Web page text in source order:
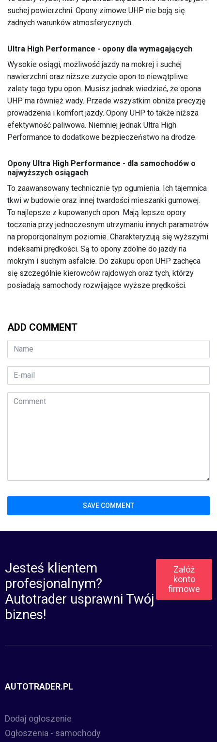
suchej powierzchni. Opony zimowe UHP nie boją się
żadnych warunków atmosferycznych.
Ultra High Performance - opony dla wymagających
Wysokie osiągi, możliwość jazdy na mokrej i suchej
nawierzchni oraz niższe zużycie opon to niewątpliwe
zalety tego typu opon. Musisz jednak wiedzieć, że opona
UHP ma również wady. Przede wszystkim obniża precyzję
prowadzenia i komfort jazdy. Opony UHP to także niższa
efektywność paliwowa. Niemniej jednak Ultra High
Performance to dodatkowe bezpieczeństwo na drodze.
Opony Ultra High Performance - dla samochodów o
najwyższych osiągach
To zaawansowany technicznie typ ogumienia. Ich tajemnica
tkwi w budowie oraz innej twardości mieszanki gumowej.
To najlepsze z kupowanych opon. Mają lepsze opory
toczenia przy jednoczesnym utrzymaniu innych parametrów
na proporcjonalnym poziomie. Charakteryzują się wyższymi
indeksami prędkości. Są to opony zdolne do jazdy na
mokrym i suchym asfalcie. Do zakupu opon UHP zachęca
się szczególnie kierowców rajdowych oraz tych, którzy
posiadają samochody rozwijające wyższe prędkości.
ADD COMMENT
Jesteś klientem
profesjonalnym?
Autotrader usprawni Twój
biznes!
Załóż
konto
firmowe
AUTOTRADER.PL
Dodaj ogłoszenie
Ogłoszenia - samochody